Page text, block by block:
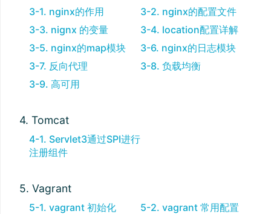
3-1. nginx的作用
3-2. nginx的配置文件
3-3. nignx 的变量
3-4. location配置详解
3-5. nginx的map模块
3-6. nginx的日志模块
3-7. 反向代理
3-8. 负载均衡
3-9. 高可用
4. Tomcat
4-1. Servlet3通过SPI进行
注册组件
5. Vagrant
5-1. vagrant 初始化
5-2. vagrant 常用配置